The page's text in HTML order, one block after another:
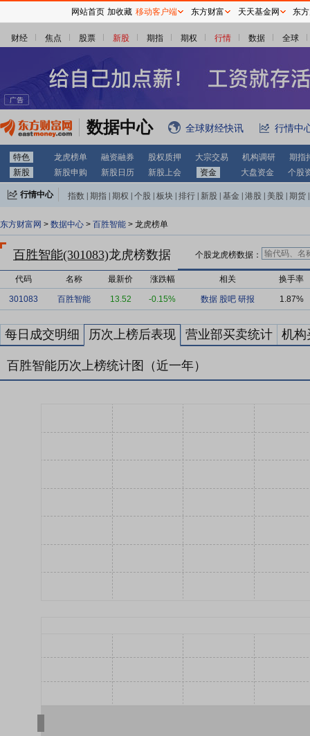
财经 焦点 股票 新股 期指 期权 行情 数据 全球
数据中心 全球财经快讯 行情中
特色 龙虎榜单 融资融券 股权质押 大宗交易 机构调研
期指
新股
新股申购 新股日历 新股上会 资金 大盘资金 个股
行情中心 指数 期指 期权 个股 板块 排行 新股 基金 港股 美股 期货
东方财富网 > 数据中心 > 百胜智能 > 龙虎榜单
百胜智能(301083)龙虎榜数据 个股龙虎榜数据：
代码 名称 最新价 涨跌幅 相关 换手率
301083 百胜智能 13.52 -0.15% 数据 股吧 研报 1.87%
每日成交明细 历次上榜后表现 营业部买卖统计 机构
百胜智能历次上榜统计图（近一年）
网站首页 加收藏 移动客户端 东方财富 天天基金网 东